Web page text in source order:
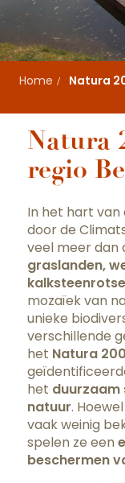
Home Natura
Natura
regio
In het hart van
door de
veel meer dan
graslanden,
mozaïek van
unieke
verschillende
het Natura
het duurzaam
natuur.
vaak weinig
spelen ze een
beschermen